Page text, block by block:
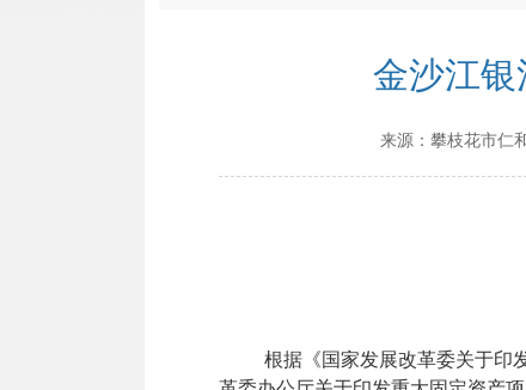
金沙江
来源： 攀枝花市仁
根据《国家发展改革委关于印